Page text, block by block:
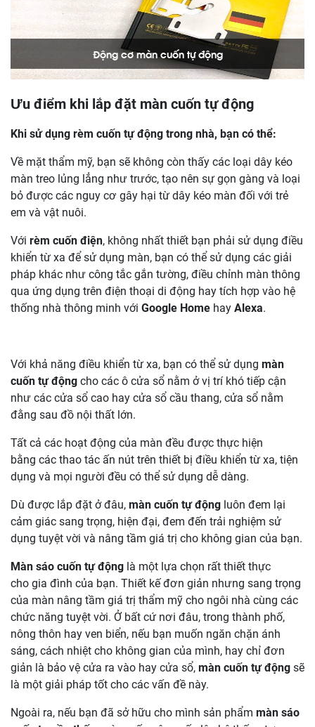
Ưu điểm khi lắp đặt màn cuốn tự động
Khi sử dụng rèm cuốn tự động trong nhà, bạn có thể:
Về mặt thẩm mỹ, bạn sẽ không còn thấy các loại dây kéo
màn treo lủng lẳng như trước, tạo nên sự gọn gàng và loại
bỏ được các nguy cơ gây hại từ dây kéo màn đối với trẻ
em và vật nuôi.
Với rèm cuốn điện, không nhất thiết bạn phải sử dụng điều
khiển từ xa để sử dụng màn, bạn có thể sử dụng các giải
pháp khác như công tắc gắn tường, điều chỉnh màn thông
qua ứng dụng trên điện thoại di động hay tích hợp vào hệ
thống nhà thông minh với Google Home hay Alexa.
Động cơ màn cuốn tự động
Với khả năng điều khiển từ xa, bạn có thể sử dụng màn
cuốn tự động cho các ô cửa sổ nằm ở vị trí khó tiếp cận
như các cửa sổ cao hay cửa sổ cầu thang, cửa sổ nằm
đằng sau đồ nội thất lớn.
Tất cả các hoạt động của màn đều được thực hiện
bằng các thao tác ấn nút trên thiết bị điều khiển từ xa, tiện
dụng và mọi người đều có thể sử dụng dễ dàng.
Dù được lắp đặt ở đâu, màn cuốn tự động luôn đem lại
cảm giác sang trọng, hiện đại, đem đến trải nghiệm sử
dụng tuyệt vời và nâng tầm giá trị cho không gian của bạn.
Màn sáo cuốn tự động là một lựa chọn rất thiết thực
cho gia đình của bạn. Thiết kế đơn giản nhưng sang trọng
của màn nâng tầm giá trị thẩm mỹ cho ngôi nhà cùng các
chức năng tuyệt vời. Ở bất cứ nơi đâu, trong thành phố,
nông thôn hay ven biển, nếu bạn muốn ngăn chặn ánh
sáng, cách nhiệt cho không gian của mình, hay chỉ đơn
giản là bảo vệ cửa ra vào hay cửa sổ, màn cuốn tự động sẽ
là một giải pháp tốt cho các vấn đề này.
Ngoài ra, nếu bạn đã sở hữu cho mình sản phẩm màn sáo